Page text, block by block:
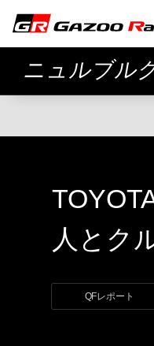
ニュルブル
人とク
QFレポート